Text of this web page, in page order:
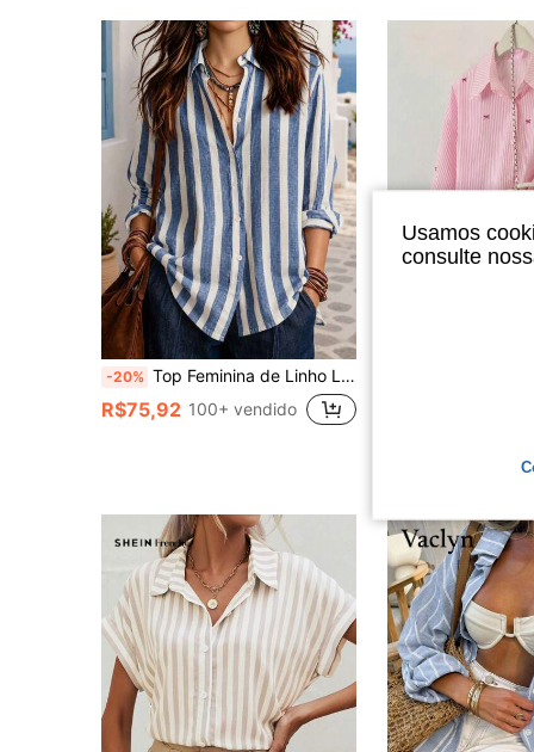
-20% Top Feminina de Linho Listrada com Botões, Top Casual com Listras Verticais, Manga Longa, Decote em V, Caimento Solto, Adequada para Férias na Praia
R$75,92 100+ vendido
Usamos
consulte